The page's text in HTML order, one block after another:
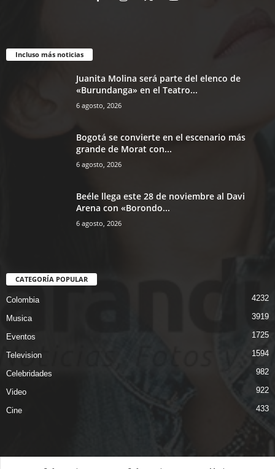
Incluso más noticias
Juanita Molina será parte del elenco de
«Burundanga» en el Teatro...
6 agosto, 2026
Bogotá se convierte en el escenario más
grande de Morat con...
6 agosto, 2026
Beéle llega este 28 de noviembre al Davi
Arena con «Borondo...
6 agosto, 2026
CATEGORÍA POPULAR
Colombia 4232
Musica 3919
Eventos 1725
Television 1594
Celebridades 982
Video 922
Cine 433